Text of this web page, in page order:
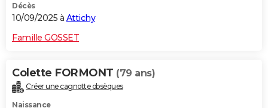
Décès
10/09/2025 à Attichy
Famille GOSSET
Colette FORMONT (79 ans)
Créer une cagnotte obsèques
Naissance